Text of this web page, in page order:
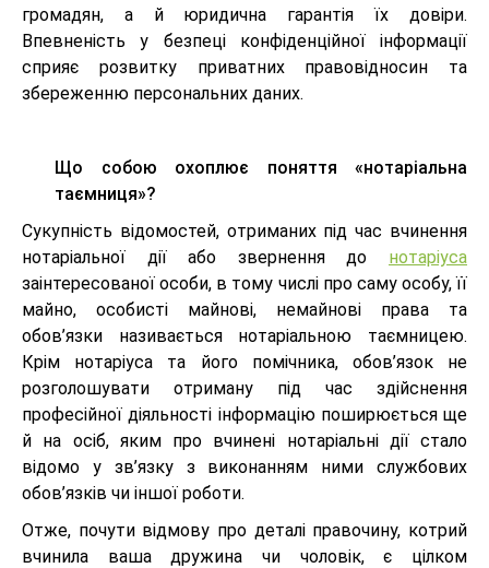
громадян, а й юридична гарантія їх довіри.
Впевненість у безпеці конфіденційної інформації
сприяє розвитку приватних правовідносин та
збереженню персональних даних.
Що собою охоплює поняття «нотаріальна
таємниця»?
Сукупність відомостей, отриманих під час вчинення
нотаріальної дії або звернення до нотаріуса
заінтересованої особи, в тому числі про саму особу, її
майно, особисті майнові, немайнові права та
обов’язки називається нотаріальною таємницею.
Крім нотаріуса та його помічника, обов’язок не
розголошувати отриману під час здійснення
професійної діяльності інформацію поширюється ще
й на осіб, яким про вчинені нотаріальні дії стало
відомо у зв’язку з виконанням ними службових
обов’язків чи іншої роботи.
Отже, почути відмову про деталі правочину, котрий
вчинила ваша дружина чи чоловік, є цілком